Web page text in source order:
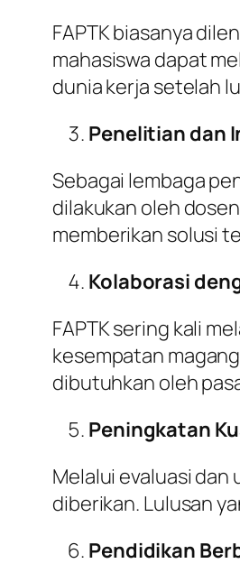
FAPTK biasanya
mahasiswa dapat
dunia kerja setelah
Penelitian dan
Sebagai lembaga
dilakukan oleh
memberikan solusi
Kolaborasi
FAPTK sering kali
kesempatan
dibutuhkan oleh
Peningkatan
Melalui evaluasi
diberikan. Lulusan
Pendidikan